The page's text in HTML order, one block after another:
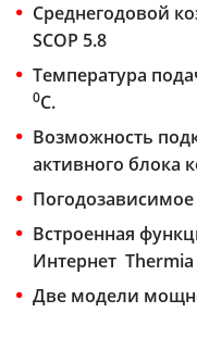
Среднегодовой
SCOP 5.8
Температура
0С.
Возможность
активного блока
Встроенная
Интернет
Две модели